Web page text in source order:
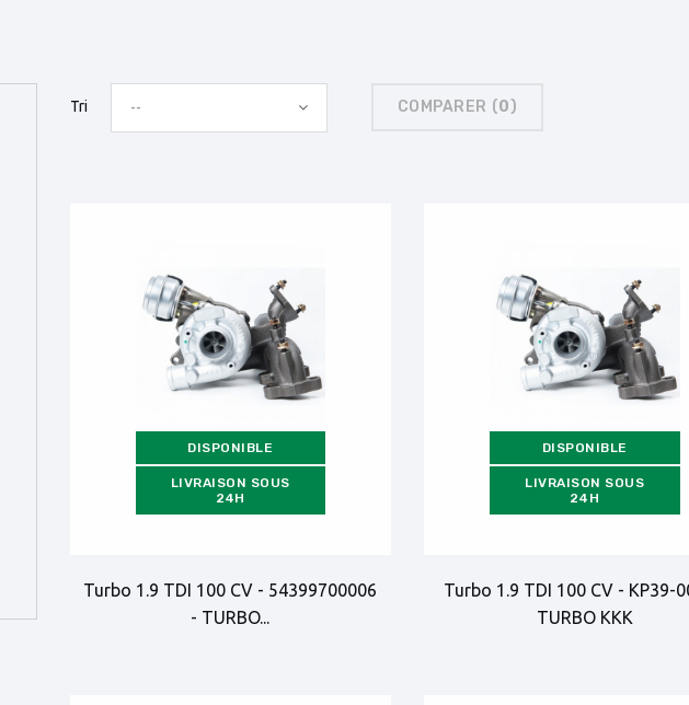
Tri -- COMPARER (0)
DISPONIBLE
LIVRAISON SOUS
24H
Turbo 1.9 TDI 100 CV - 54399700006
- TURBO...
DISPONIBLE
LIVRAISON SOUS
24H
Turbo 1.9 TDI 100 CV - KP39-
TURBO KKK